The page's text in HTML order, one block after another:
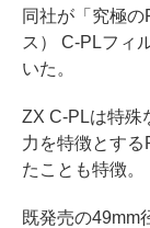
同社が「究極
ス） C-PLフィ
いた。
ZX C-PLは特殊
力を特徴とする
たことも特徴。
既発売の49mm